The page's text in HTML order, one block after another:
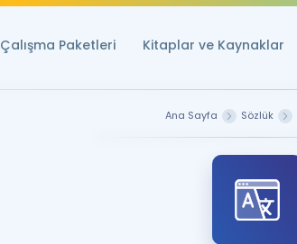
Çalışma Paketleri Kitaplar ve Kaynaklar
Ana Sayfa Sözlük